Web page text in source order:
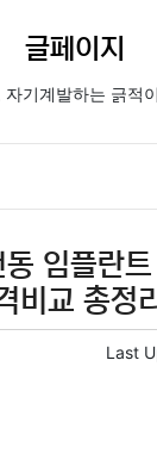
글페이지
자기계발하는 긁적
임플란트
비교 총정리
Last